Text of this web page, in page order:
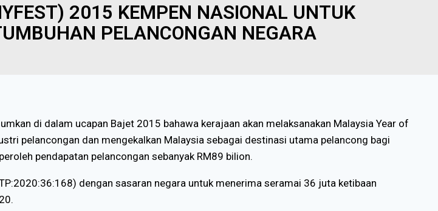
2015 KEMPEN NASIONAL UNTUK
PELANCONGAN NEGARA
di dalam ucapan Bajet 2015 bahawa kerajaan akan melaksanakan Malaysia Year of
pelancongan dan mengekalkan Malaysia sebagai destinasi utama pelancong bagi
pendapatan pelancongan sebanyak RM89 bilion.
dengan sasaran negara untuk menerima seramai 36 juta ketibaan